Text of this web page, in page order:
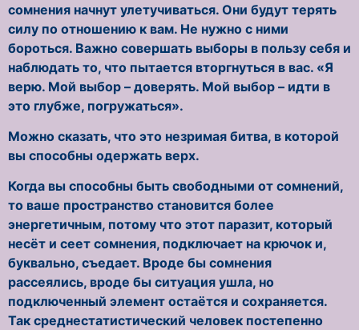
сомнения начнут улетучиваться. Они будут терять
силу по отношению к вам. Не нужно с ними
бороться. Важно совершать выборы в пользу себя и
наблюдать то, что пытается вторгнуться в вас. «Я
верю. Мой выбор – доверять. Мой выбор – идти в
это глубже, погружаться».
Можно сказать, что это незримая битва, в которой
вы способны одержать верх.
Когда вы способны быть свободными от сомнений,
то ваше пространство становится более
энергетичным, потому что этот паразит, который
несёт и сеет сомнения, подключает на крючок и,
буквально, съедает. Вроде бы сомнения
рассеялись, вроде бы ситуация ушла, но
подключенный элемент остаётся и сохраняется.
Так среднестатистический человек постепенно